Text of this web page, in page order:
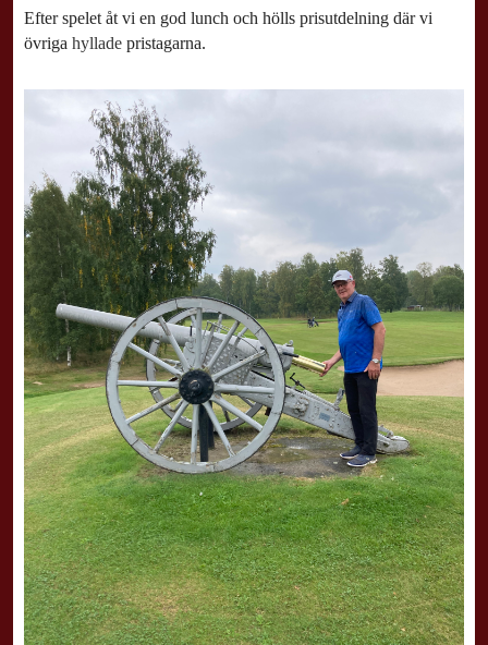
Efter spelet åt vi en god lunch och hölls prisutdelning där vi
övriga hyllade pristagarna.